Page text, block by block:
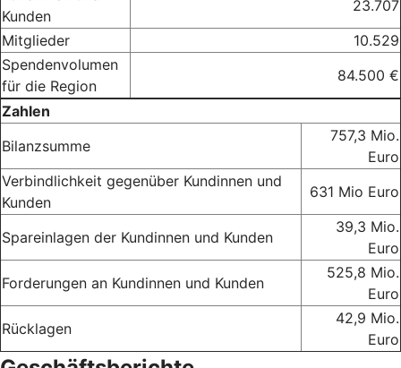
Kunden
23.707
Mitglieder
10.529
Spendenvolumen
für die Region
84.500 €
Zahlen
Bilanzsumme
757,3 Mio.
Euro
Verbindlichkeit gegenüber Kundinnen und
Kunden
631 Mio Euro
Spareinlagen der Kundinnen und Kunden
39,3 Mio.
Euro
Forderungen an Kundinnen und Kunden
525,8 Mio.
Euro
Rücklagen
42,9 Mio.
Euro